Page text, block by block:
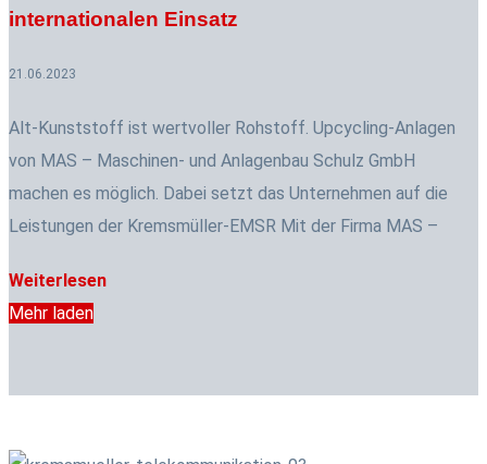
internationalen Einsatz
21.06.2023
Alt-Kunststoff ist wertvoller Rohstoff. Upcycling-Anlagen
von MAS – Maschinen- und Anlagenbau Schulz GmbH
machen es möglich. Dabei setzt das Unternehmen auf die
Leistungen der Kremsmüller-EMSR Mit der Firma MAS –
Weiterlesen
Mehr laden